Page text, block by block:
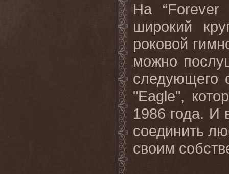
На “Forever
широкий
роковой
можно
следующего
"Eagle",
1986 года. И
соединить
своим